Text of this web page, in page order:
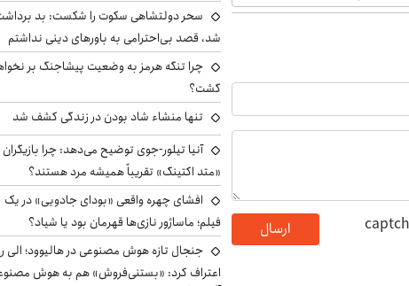
ارسال
سحر دولتشاهی سکوت را شکست: بد
شد، قصد بی‌احترامی به باورهای دینی نداشتم
چرا تنگه هرمز به وضعیت پیشاجنگ بر
گشت؟
تنها منشاء شاد بودن در زندگی کشف شد
آنیا تیلور-جوی توضیح می‌دهد: چرا بازیگران
«متد اکتینگ» تقریباً همیشه مرد هستند؟
افشای چهره واقعی «بودای جادویی» در یک
فیلم؛ ماساژور نازی‌ها قهرمان بود یا شیاد؟
جنجال تازه هوش مصنوعی در هالیوود؛ الی
اعتراف کرد: «بستنی‌فروش» هم به هوش